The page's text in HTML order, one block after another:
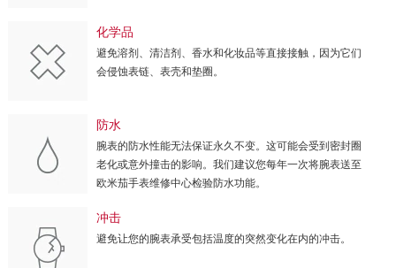
化学品
避免溶剂、清洁剂、香水和化妆品等直接接触，因为它们
会侵蚀表链、表壳和垫圈。
防水
腕表的防水性能无法保证永久不变。这可能会受到密封圈
老化或意外撞击的影响。我们建议您每年一次将腕表送至
欧米茄手表维修中心检验防水功能。
冲击
避免让您的腕表承受包括温度的突然变化在内的冲击。